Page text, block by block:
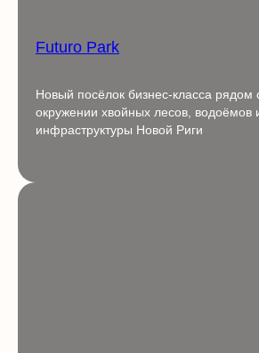
Futuro Park
Новый посёлок бизнес-класса рядом
окружении хвойных лесов, водоёмов
инфраструктуры Новой Риги